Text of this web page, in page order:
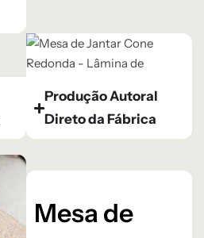
Produção Autoral
Direto da Fábrica
Mesa de